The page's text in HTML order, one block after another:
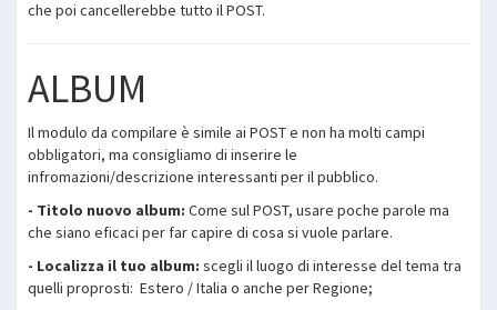
che poi cancellerebbe tutto il POST.
ALBUM
Il modulo da compilare è simile ai POST e non ha molti campi
obbligatori, ma consigliamo di inserire le
infromazioni/descrizione interessanti per il pubblico.
- Titolo nuovo album: Come sul POST, usare poche parole ma
che siano eficaci per far capire di cosa si vuole parlare.
- Localizza il tuo album: scegli il luogo di interesse del tema tra
quelli proprosti: Estero / Italia o anche per Regione;